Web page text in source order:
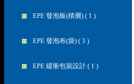
EPE 發泡板(積層) ( 1 )
EPE 發泡布(袋) ( 3 )
EPE 緩衝包裝設計 ( 1 )